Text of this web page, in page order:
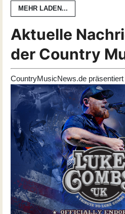
MEHR LADEN...
Aktuelle
der Country
CountryMusicNews.de präsentiert